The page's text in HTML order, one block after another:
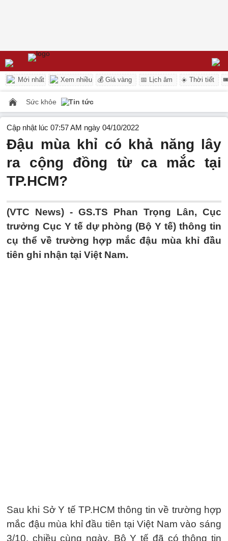
Mới nhất Xem nhiều 💰 Giá vàng 📅 Lịch âm ☀️ Thời tiết
Sức khỏe Tin tức
Cập nhật lúc 07:57 AM ngày 04/10/2022
Đậu mùa khỉ có khả năng lây
ra cộng đồng từ ca mắc tại
TP.HCM?
(VTC News) - GS.TS Phan Trọng Lân, Cục
trưởng Cục Y tế dự phòng (Bộ Y tế) thông tin
cụ thể về trường hợp mắc đậu mùa khỉ đầu
tiên ghi nhận tại Việt Nam.
Sau khi Sở Y tế TP.HCM thông tin về trường hợp
mắc đậu mùa khỉ đầu tiên tại Việt Nam vào sáng
3/10, chiều cùng ngày, Bộ Y tế đã có thông tin